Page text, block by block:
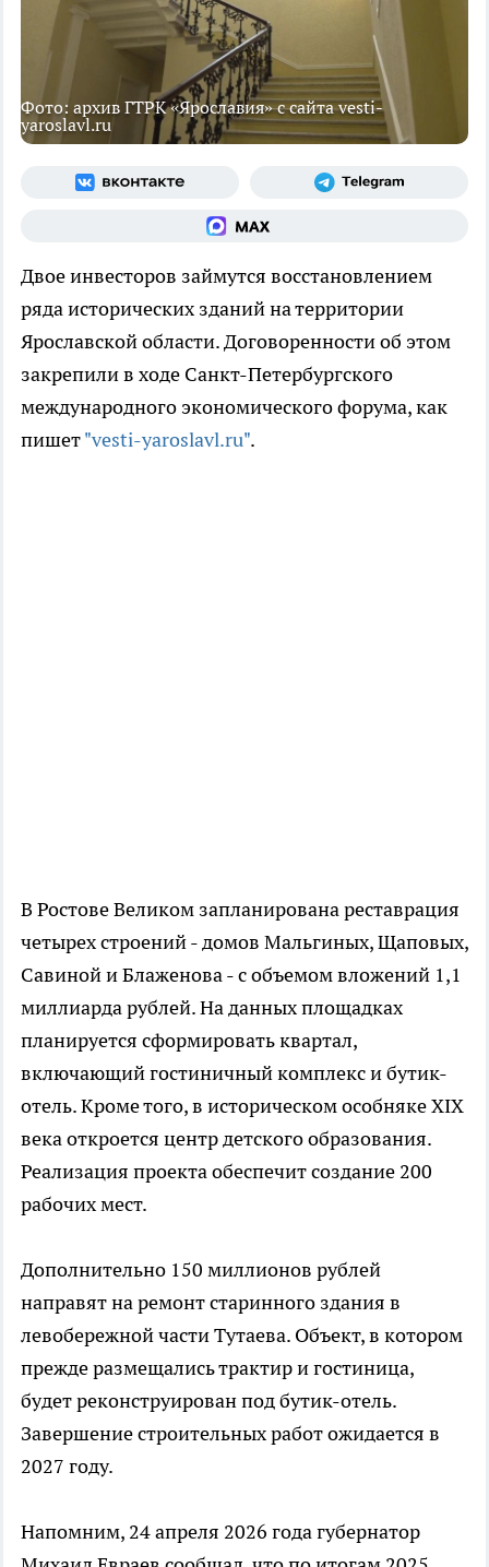
Фото: архив ГТРК «Ярославия» с сайта vesti-
yaroslavl.ru
Двое инвесторов займутся восстановлением
ряда исторических зданий на территории
Ярославской области. Договоренности об этом
закрепили в ходе Санкт-Петербургского
международного экономического форума, как
пишет"vesti-yaroslavl.ru".
В Ростове Великом запланирована реставрация
четырех строений - домов Мальгиных, Щаповых,
Савиной и Блаженова - с объемом вложений 1,1
миллиарда рублей. На данных площадках
планируется сформировать квартал,
включающий гостиничный комплекс и бутик-
отель. Кроме того, в историческом особняке XIX
века откроется центр детского образования.
Реализация проекта обеспечит создание 200
рабочих мест.
Дополнительно 150 миллионов рублей
направят на ремонт старинного здания в
левобережной части Тутаева. Объект, в котором
прежде размещались трактир и гостиница,
будет реконструирован под бутик-отель.
Завершение строительных работ ожидается в
2027 году.
Напомним, 24 апреля 2026 года губернатор